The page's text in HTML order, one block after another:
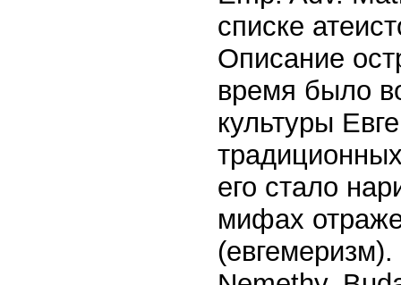
списке
Описание
время было
культуры
его стало
мифах